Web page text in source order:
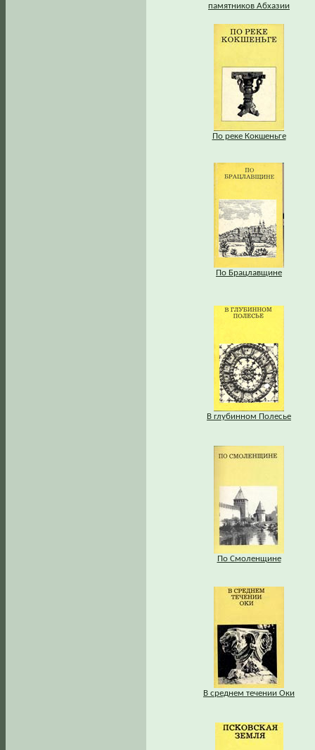
памятников Абхазии
По реке Кокшеньге
По Брацлавщине
В глубинном Полесье
По Смоленщине
В среднем течении Оки